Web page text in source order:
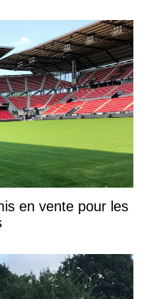
en vente pour les